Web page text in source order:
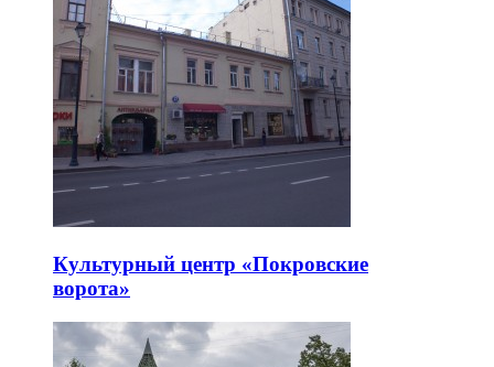
Культурный центр «Покровские
ворота»